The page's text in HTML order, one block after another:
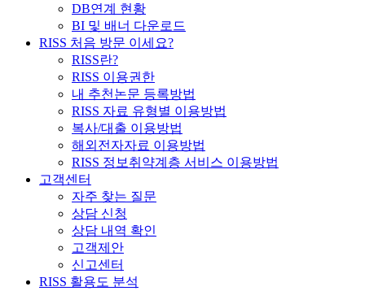
DB연계 현황
BI 및 배너 다운로드
RISS 처음 방문 이세요?
RISS란?
RISS 이용권한
내 추천논문 등록방법
RISS 자료 유형별 이용방법
복사/대출 이용방법
해외전자자료 이용방법
RISS 정보취약계층 서비스 이용방법
고객센터
자주 찾는 질문
상담 신청
상담 내역 확인
고객제안
신고센터
RISS 활용도 분석